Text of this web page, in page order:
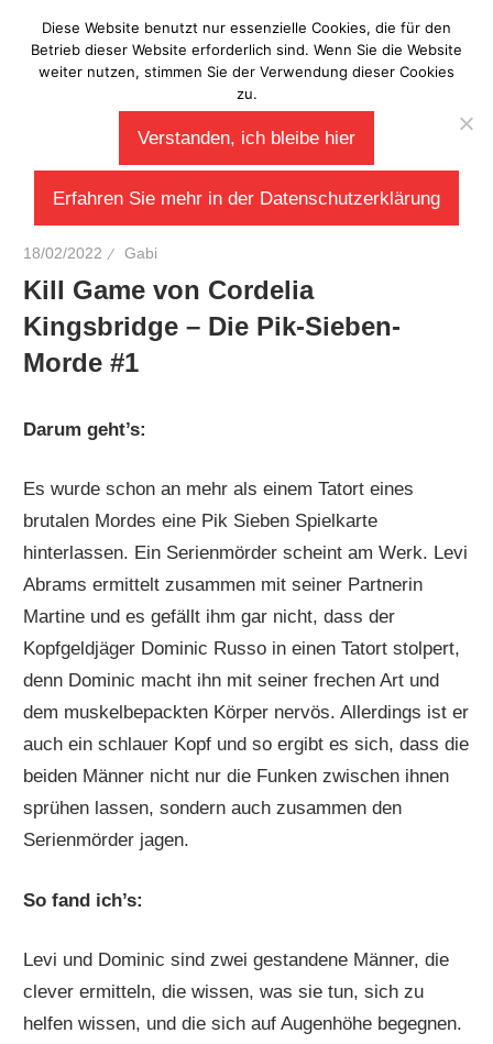
Inhalt
springen
Laberladen
18/02/2022 Gabi
Kill Game von Cordelia
Kingsbridge – Die Pik-Sieben-
Morde #1
Darum geht’s:
Es wurde schon an mehr als einem Tatort eines
brutalen Mordes eine Pik Sieben Spielkarte
hinterlassen. Ein Serienmörder scheint am Werk. Levi
Abrams ermittelt zusammen mit seiner Partnerin
Martine und es gefällt ihm gar nicht, dass der
Kopfgeldjäger Dominic Russo in einen Tatort stolpert,
denn Dominic macht ihn mit seiner frechen Art und
dem muskelbepackten Körper nervös. Allerdings ist er
auch ein schlauer Kopf und so ergibt es sich, dass die
beiden Männer nicht nur die Funken zwischen ihnen
sprühen lassen, sondern auch zusammen den
Serienmörder jagen.
So fand ich’s:
Levi und Dominic sind zwei gestandene Männer, die
clever ermitteln, die wissen, was sie tun, sich zu
helfen wissen, und die sich auf Augenhöhe begegnen.
Diese Website benutzt nur essenzielle Cookies, die für den
Betrieb dieser Website erforderlich sind. Wenn Sie die Website
weiter nutzen, stimmen Sie der Verwendung dieser Cookies
zu.
Verstanden, ich bleibe hier
Erfahren Sie mehr in der Datenschutzerklärung